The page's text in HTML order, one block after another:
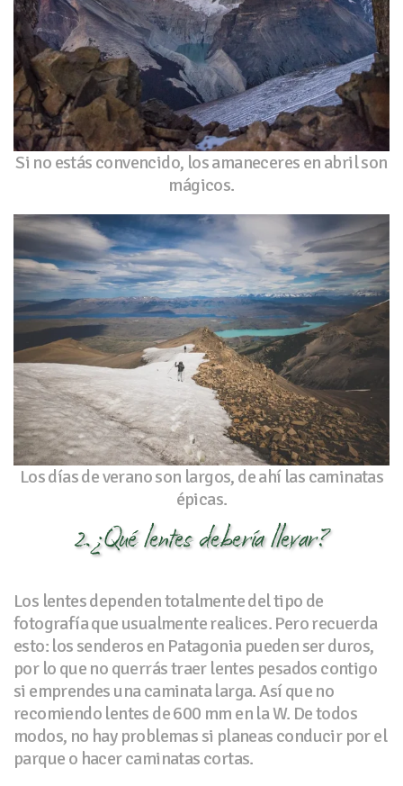
Si no estás convencido, los amaneceres en abril son
mágicos.
Los días de verano son largos, de ahí las caminatas
épicas.
2. ¿Qué lentes debería llevar?
Los lentes dependen totalmente del tipo de
fotografía que usualmente realices. Pero recuerda
esto: los senderos en Patagonia pueden ser duros,
por lo que no querrás traer lentes pesados contigo
si emprendes una caminata larga. Así que no
recomiendo lentes de 600 mm en la W. De todos
modos, no hay problemas si planeas conducir por el
parque o hacer caminatas cortas.